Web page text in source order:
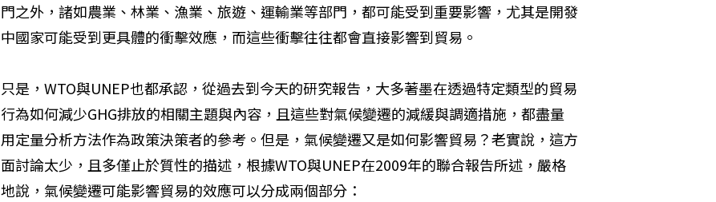
門之外，諸如農業、林業、漁業、旅遊、運輸業等部門，都可能受到重要影響，尤其是開發
中國家可能受到更具體的衝擊效應，而這些衝擊往往都會直接影響到貿易。
只是，WTO與UNEP也都承認，從過去到今天的研究報告，大多著墨在透過特定類型的貿易
行為如何減少GHG排放的相關主題與內容，且這些對氣候變遷的減緩與調適措施，都盡量
用定量分析方法作為政策決策者的參考。但是，氣候變遷又是如何影響貿易？老實說，這方
面討論太少，且多僅止於質性的描述，根據WTO與UNEP在2009年的聯合報告所述，嚴格
地說，氣候變遷可能影響貿易的效應可以分成兩個部分：